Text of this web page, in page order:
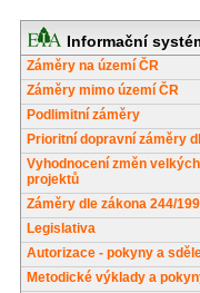
Informační
Záměry na území ČR
Záměry mimo území ČR
Podlimitní záměry
Prioritní dopravní záměry
Vyhodnocení změn velkých
projektů
Záměry dle zákona 244/
Legislativa
Autorizace - pokyny a
Metodické výklady a